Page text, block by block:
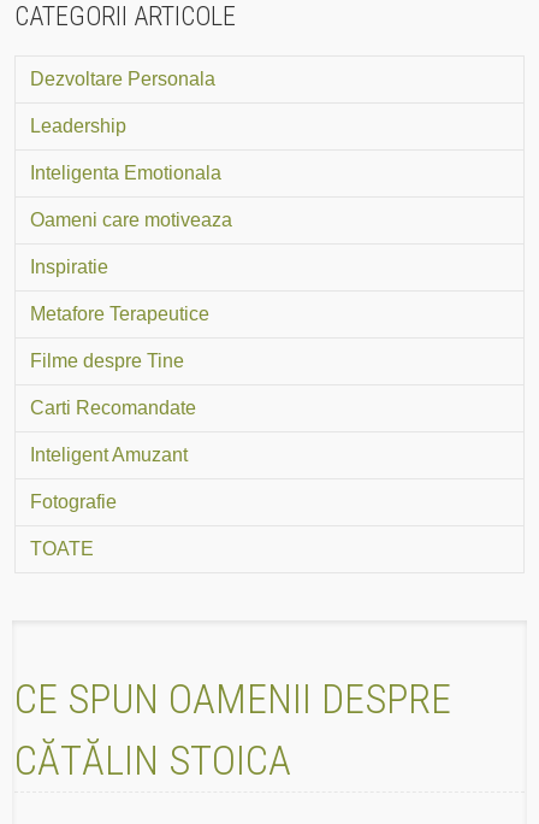
CATEGORII ARTICOLE
Dezvoltare Personala
Leadership
Inteligenta Emotionala
Oameni care motiveaza
Inspiratie
Metafore Terapeutice
Filme despre Tine
Carti Recomandate
Inteligent Amuzant
Fotografie
TOATE
CE SPUN OAMENII DESPRE
CĂTĂLIN STOICA